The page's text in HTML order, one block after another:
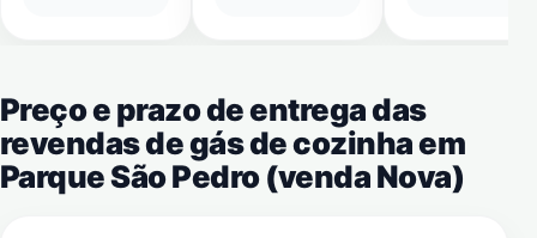
Preço e prazo de entrega das
revendas de gás de cozinha em
Parque São Pedro (venda Nova)